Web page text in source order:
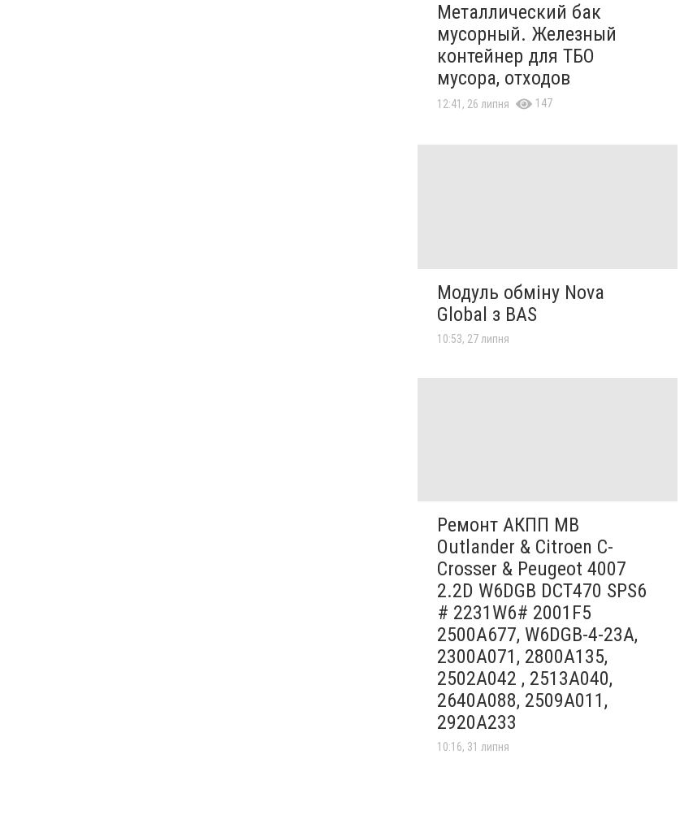
Металлический бак
мусорный. Железный
контейнер для ТБО
мусора, отходов
12:41, 26 липня 147
Модуль обміну Nova
Global з BAS
10:53, 27 липня
Ремонт АКПП MB
Outlander & Citroen C-
Crosser & Peugeot 4007
2.2D W6DGB DCT470 SPS6
# 2231W6# 2001F5
2500A677, W6DGB-4-23A,
2300A071, 2800A135,
2502A042 , 2513A040,
2640A088, 2509A011,
2920A233
10:16, 31 липня